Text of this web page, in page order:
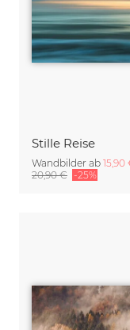
Stille Reise
Wandbilder ab 15,90
20,90 € -25%